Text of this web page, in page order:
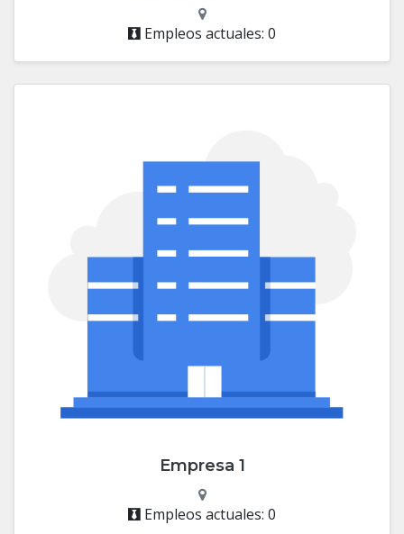
Empleos actuales: 0
Empresa 1
Empleos actuales: 0